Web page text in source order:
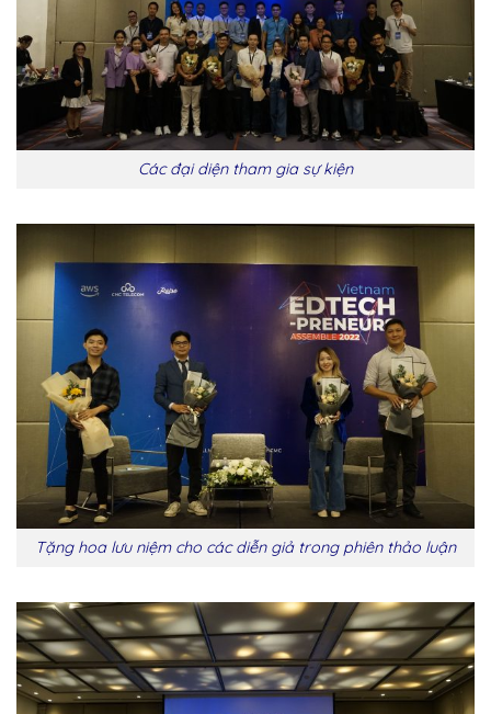
Các đại diện tham gia sự kiện
Tặng hoa lưu niệm cho các diễn giả trong phiên thảo luận